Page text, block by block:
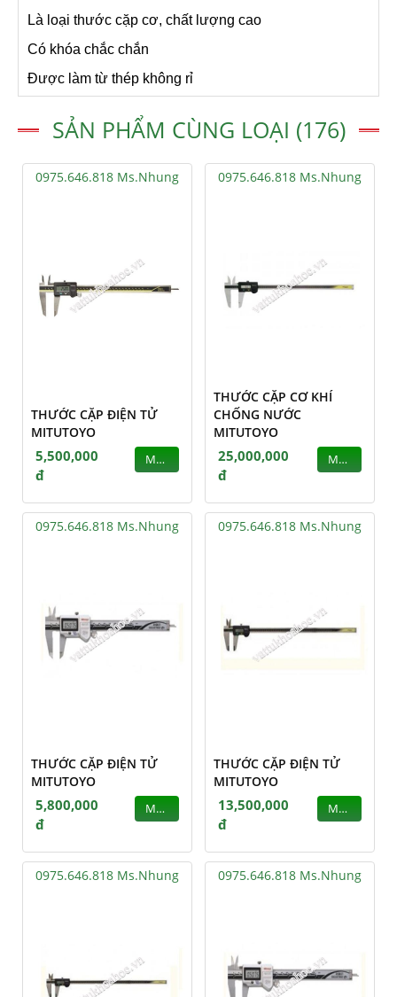
Là loại thước cặp cơ, chất lượng cao
Có khóa chắc chắn
Được làm từ thép không rỉ
SẢN PHẨM CÙNG LOẠI (176)
0975.646.818 Ms.Nhung
THƯỚC CẶP ĐIỆN TỬ
MITUTOYO
5,500,000
đ
MUA
0975.646.818 Ms.Nhung
THƯỚC CẶP CƠ KHÍ
CHỐNG NƯỚC
MITUTOYO
25,000,000
đ
MUA
0975.646.818 Ms.Nhung
THƯỚC CẶP ĐIỆN TỬ
MITUTOYO
5,800,000
đ
MUA
0975.646.818 Ms.Nhung
THƯỚC CẶP ĐIỆN TỬ
MITUTOYO
13,500,000
đ
MUA
0975.646.818 Ms.Nhung 0975.646.818 Ms.Nhung